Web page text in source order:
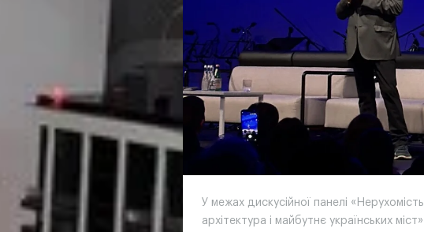
У межах дискусійної панелі
архітектура і майбутнє українських